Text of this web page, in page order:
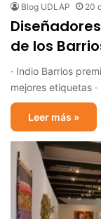
Blog UDLAP 20
de los
· Indio Barrios
mejores etiquetas
Leer más »